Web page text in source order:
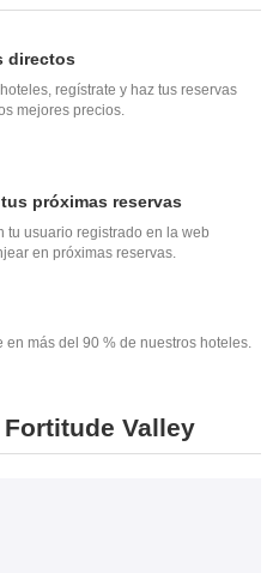
directos
regístrate y haz tus reservas
mejores precios.
próximas reservas
tu usuario registrado en la web
en próximas reservas.
más del 90 % de nuestros hoteles.
Valley